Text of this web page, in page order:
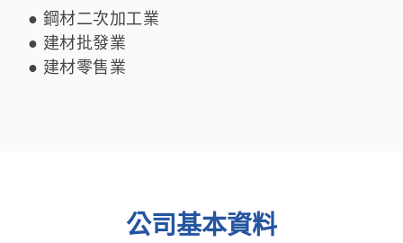
● 鋼材二次加工業
● 建材批發業
● 建材零售業
公司基本資料